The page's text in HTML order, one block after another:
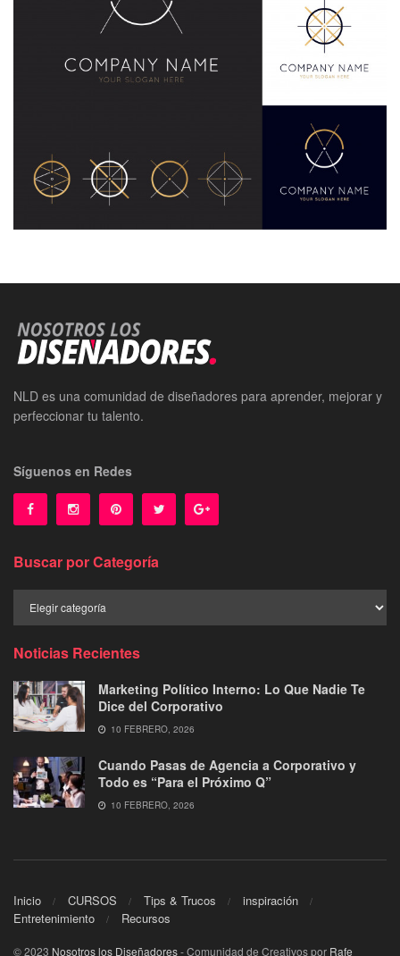
NLD es una comunidad de diseñadores para aprender, mejorar y
perfeccionar tu talento.
Síguenos en Redes
Buscar por Categoría
por
Noticias Recientes
Marketing Político Interno: Lo Que Nadie Te
Dice del Corporativo
10 FEBRERO, 2026
Cuando Pasas de Agencia a Corporativo y
Todo es “Para el Próximo Q”
10 FEBRERO, 2026
Inicio CURSOS Tips & Trucos
inspiración
Entretenimiento
Recursos
© 2023 Nosotros los Diseñadores- Comunidad de Creativos por Rafe